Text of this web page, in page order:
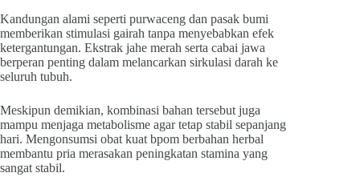
Kandungan alami seperti purwaceng dan pasak bumi
memberikan stimulasi gairah tanpa menyebabkan efek
ketergantungan. Ekstrak jahe merah serta cabai jawa
berperan penting dalam melancarkan sirkulasi darah ke
seluruh tubuh.
Meskipun demikian, kombinasi bahan tersebut juga
mampu menjaga metabolisme agar tetap stabil sepanjang
hari. Mengonsumsi obat kuat bpom berbahan herbal
membantu pria merasakan peningkatan stamina yang
sangat stabil.